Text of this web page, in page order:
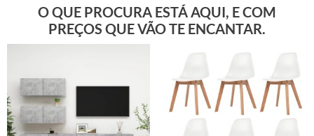
O QUE PROCURA ESTÁ AQUI, E COM
PREÇOS QUE VÃO TE ENCANTAR.